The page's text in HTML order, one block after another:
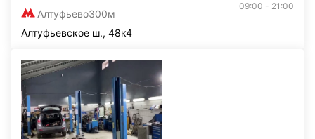
Алтуфьево300м
09:00 - 21:00
Алтуфьевское ш., 48к4